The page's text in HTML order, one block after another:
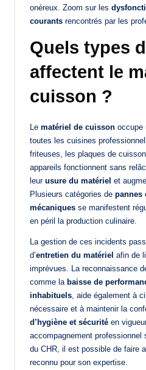
onéreux. Zoom sur les
courants rencontrés par les
Quels types
affectent le
cuisson ?
Le matériel de cuisson occupe
toutes les cuisines
friteuses, les plaques de
appareils fonctionnent sans
leur usure du matériel et
Plusieurs catégories de pannes
mécaniques se manifestent
en péril la production culinaire.
La gestion de ces incidents
d’entretien du matériel afin de
imprévues. La reconnaissance
comme la baisse de
inhabituels, aide également à
nécessaire et à maintenir la
d’hygiène et sécurité en
accompagnement
du CHR, il est possible de faire
reconnu pour son expertise.